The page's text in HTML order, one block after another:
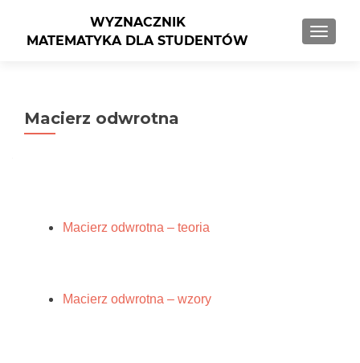
Macierz odwrotna
Macierz odwrotna – teoria
Macierz odwrotna – wzory